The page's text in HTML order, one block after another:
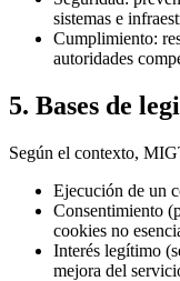
sistemas e
Cumplimiento:
autoridades
5. Bases de
Según el contexto,
Ejecución de un
Consentimiento
cookies no
Interés legítimo
mejora del